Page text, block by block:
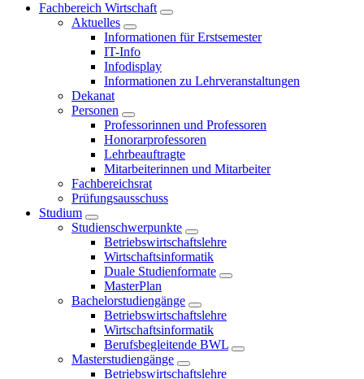
Fachbereich Wirtschaft
Aktuelles
Informationen für Erstsemester
IT-Info
Infodisplay
Informationen zu Lehrveranstaltungen
Dekanat
Personen
Professorinnen und Professoren
Honorarprofessoren
Lehrbeauftragte
Mitarbeiterinnen und Mitarbeiter
Fachbereichsrat
Prüfungsausschuss
Studium
Studienschwerpunkte
Betriebswirtschaftslehre
Wirtschaftsinformatik
Duale Studienformate
MasterPlan
Bachelorstudiengänge
Betriebswirtschaftslehre
Wirtschaftsinformatik
Berufsbegleitende BWL
Masterstudiengänge
Betriebswirtschaftslehre